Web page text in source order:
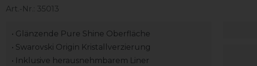
Art.-Nr.: 35013
• Glänzende Pure Shine Oberfläche
• Swarovski Origin Kristallverzierung
• Inklusive herausnehmbarem Liner